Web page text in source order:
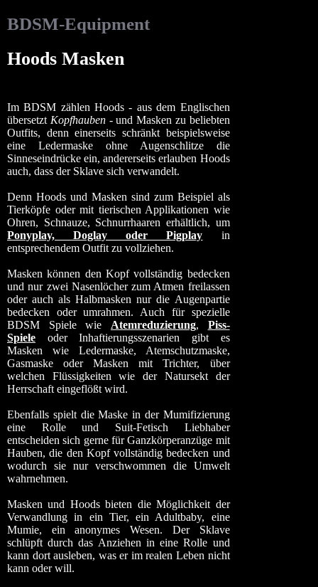
BDSM-Equipment
Hoods Masken
Im BDSM zählen Hoods - aus dem Englischen
übersetzt Kopfhauben- und Masken zu beliebten
Outfits, denn einerseits schränkt beispielsweise
eine Ledermaske ohne Augenschlitze die
Sinneseindrücke ein, andererseits erlauben Hoods
auch, dass der Sklave sich verwandelt.
Denn Hoods und Masken sind zum Beispiel als
Tierköpfe oder mit tierischen Applikationen wie
Ohren, Schnauze, Schnurrhaaren erhältlich, um
Ponyplay, Doglay oder Pigplay in
entsprechendem Outfit zu vollziehen.
Masken können den Kopf vollständig bedecken
und nur zwei Nasenlöcher zum Atmen freilassen
oder auch als Halbmasken nur die Augenpartie
bedecken oder umrahmen. Auch für spezielle
BDSM Spiele wie Atemreduzierung, Piss-
Spiele oder Inhaftierungsszenarien gibt es
Masken wie Ledermaske, Atemschutzmaske,
Gasmaske oder Masken mit Trichter, über
welchen Flüssigkeiten wie der Natursekt der
Herrschaft eingeflößt wird.
Ebenfalls spielt die Maske in der Mumifizierung
eine Rolle und Suit-Fetisch Liebhaber
entscheiden sich gerne für Ganzkörperanzüge mit
Hauben, die den Kopf vollständig bedecken und
wodurch sie nur verschwommen die Umwelt
wahrnehmen.
Masken und Hoods bieten die Möglichkeit der
Verwandlung in ein Tier, ein Adultbaby, eine
Mumie, ein anonymes Wesen. Der Sklave
schlüpft durch das Anziehen in eine Rolle und
kann dort ausleben, was er im realen Leben nicht
kann oder will.